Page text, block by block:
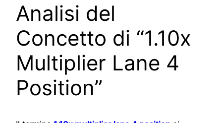
Analisi del
Concetto di “1.10x
Multiplier Lane 4
Position”